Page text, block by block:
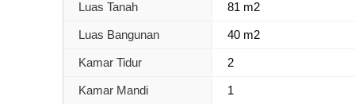
Luas Tanah 81 m2
Luas Bangunan 40 m2
Kamar Tidur 2
Kamar Mandi 1